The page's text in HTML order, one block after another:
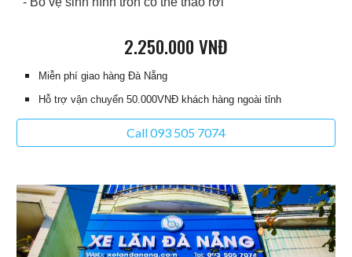
2.250.000 VNĐ
Miễn phí giao hàng Đà Nẵng
Hỗ trợ vận chuyển 50.000VNĐ khách hàng ngoài tỉnh
Call 093 505 7074